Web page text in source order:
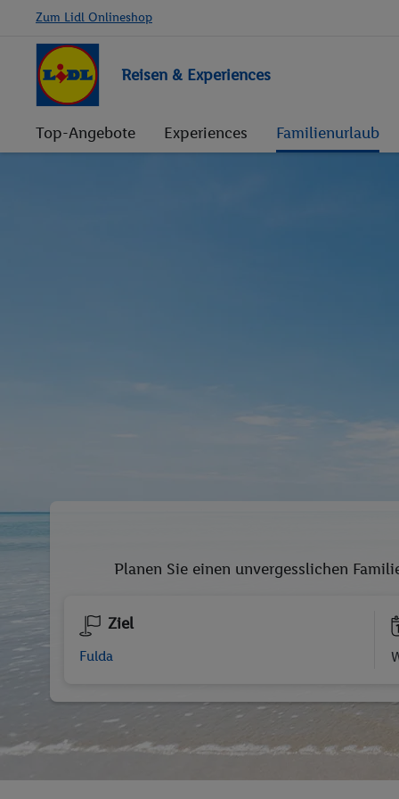
Zum Lidl Onlineshop
Reisen & Experiences
Top-Angebote Experiences Familienurlaub
Planen Sie einen unvergesslichen
Ziel